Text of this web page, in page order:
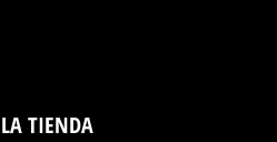
LA TIENDA